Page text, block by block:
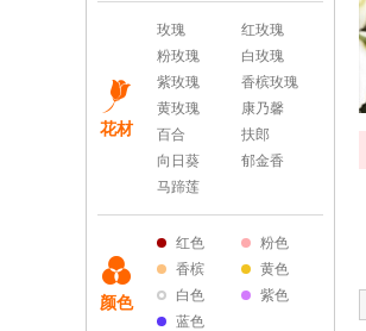
花材
玫瑰
红玫瑰
粉玫瑰
白玫瑰
紫玫瑰
香槟玫瑰
黄玫瑰
康乃馨
百合
扶郎
向日葵
郁金香
马蹄莲
颜色
红色
粉色
香槟
黄色
白色
紫色
蓝色